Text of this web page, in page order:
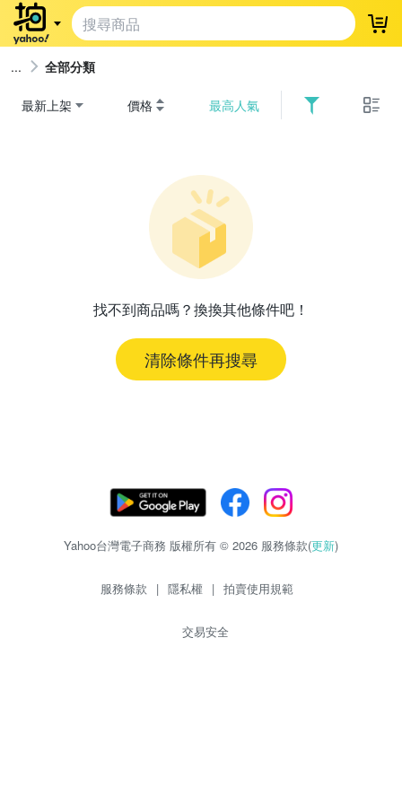
登
全部分類
最新上架 價格 最高人氣
找不到商品嗎？換換其他條件吧！
清除條件再搜尋
Yahoo台灣電子商務 版權所有 © 2026 服務條款(更新)
服務條款 | 隱私權 | 拍賣使用規範
交易安全